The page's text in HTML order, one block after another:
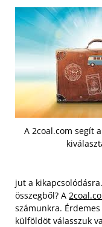
A 2coal.com segít
jut a
összegből? A
számunkra.
külföldöt válasszuk